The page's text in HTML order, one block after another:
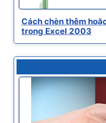
Cách chèn thêm
trong Excel 2003